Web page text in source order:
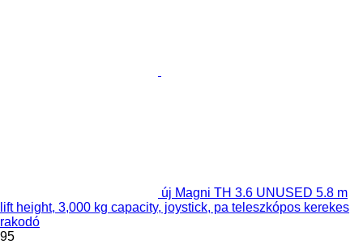
új Magni TH 3.6 UNUSED 5.8 m
lift height, 3,000 kg capacity, joystick, pa teleszkópos kerekes
rakodó
95